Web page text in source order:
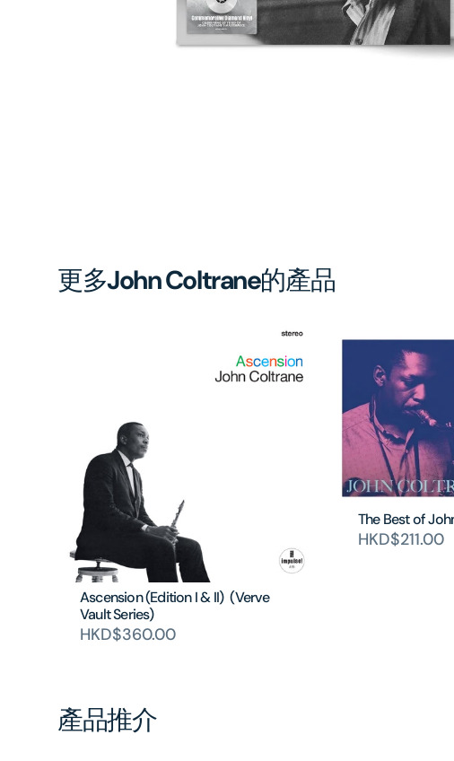
gallery
view
更多John Coltrane的產品
Ascension (Edition I & II) (Verve
Vault Series)
HKD$360.00
The Best of
HKD$211.00
產品推介